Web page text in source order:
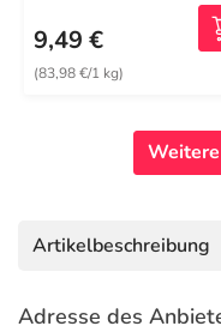
9,49 €
(83,98 €/1 kg)
Artikelbeschreibung
Adresse des